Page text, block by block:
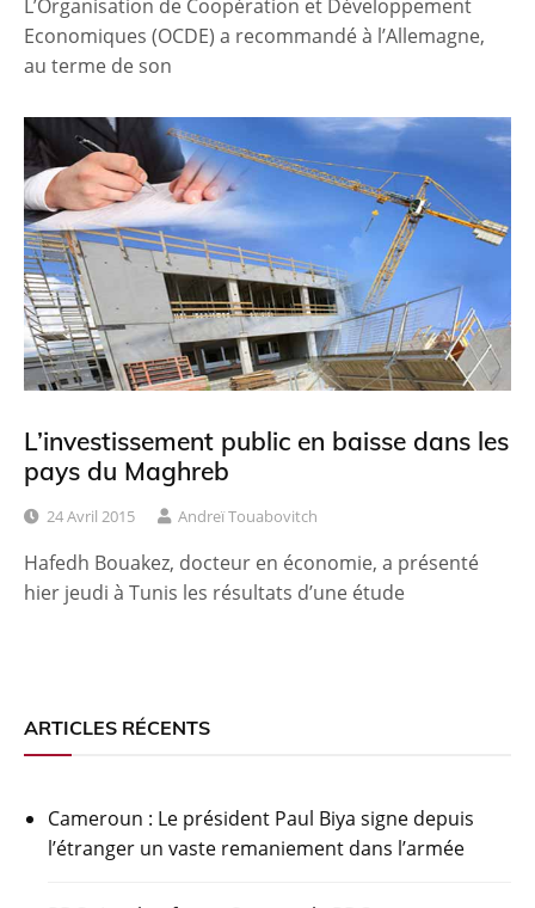
L’Organisation de Coopération et Développement
Economiques (OCDE) a recommandé à l’Allemagne,
au terme de son
L’investissement public en baisse dans les
pays du Maghreb
24 Avril 2015 Andreï Touabovitch
Hafedh Bouakez, docteur en économie, a présenté
hier jeudi à Tunis les résultats d’une étude
ARTICLES RÉCENTS
Cameroun : Le président Paul Biya signe depuis
l’étranger un vaste remaniement dans l’armée